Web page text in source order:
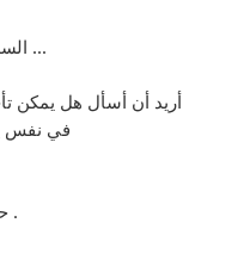
السلام عليكم ورحمة الله وبركاته ...
أريد أن أسأل هل يمكن
في نفس
حتى نستفيد ، وبارك الله فيكم .